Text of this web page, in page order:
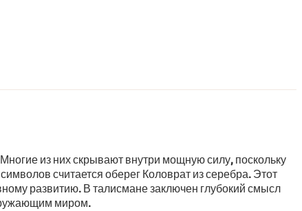
из них скрывают внутри мощную силу, поскольку
считается оберег Коловрат из серебра. Этот
развитию. В талисмане заключен глубокий смысл
миром.